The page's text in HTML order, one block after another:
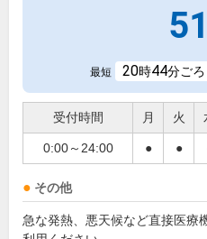
51
最短 20時44分ごろ
受付時間 月 火
0:00～24:00 ● ●
その他
急な発熱、悪天候など直接医療